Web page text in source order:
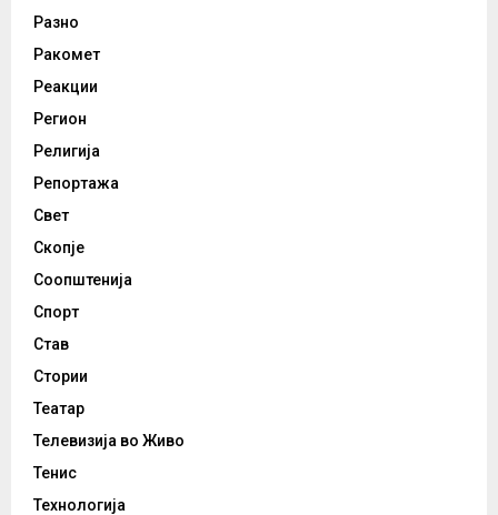
Разно
Ракомет
Реакции
Регион
Религија
Репортажа
Свет
Скопје
Соопштенија
Спорт
Став
Стории
Театар
Телевизија во Живо
Тенис
Технологија